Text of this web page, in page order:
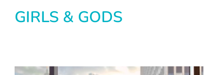
GIRLS & GODS